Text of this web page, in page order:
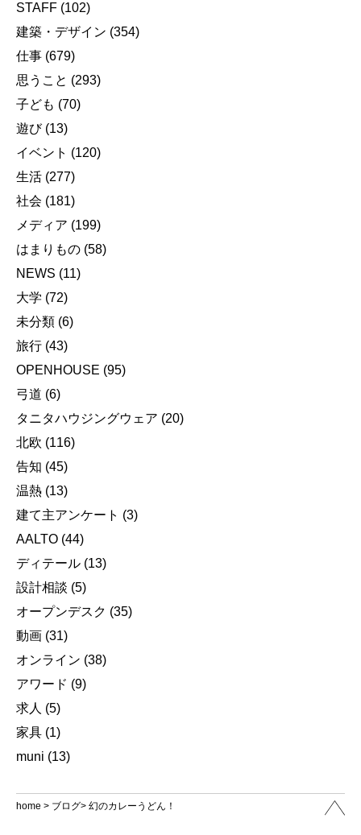
STAFF (102)
建築・デザイン (354)
仕事 (679)
思うこと (293)
子ども (70)
遊び(13)
イベント (120)
生活 (277)
社会 (181)
メディア (199)
はまりもの (58)
NEWS (11)
大学 (72)
未分類 (6)
旅行 (43)
OPENHOUSE (95)
弓道 (6)
タニタハウジングウェア (20)
北欧 (116)
告知 (45)
温熱 (13)
建て主アンケート (3)
AALTO (44)
ディテール (13)
設計相談 (5)
オープンデスク (35)
動画 (31)
オンライン (38)
アワード (9)
求人 (5)
家具 (1)
muni (13)
home > ブログ> 幻のカレーうどん！